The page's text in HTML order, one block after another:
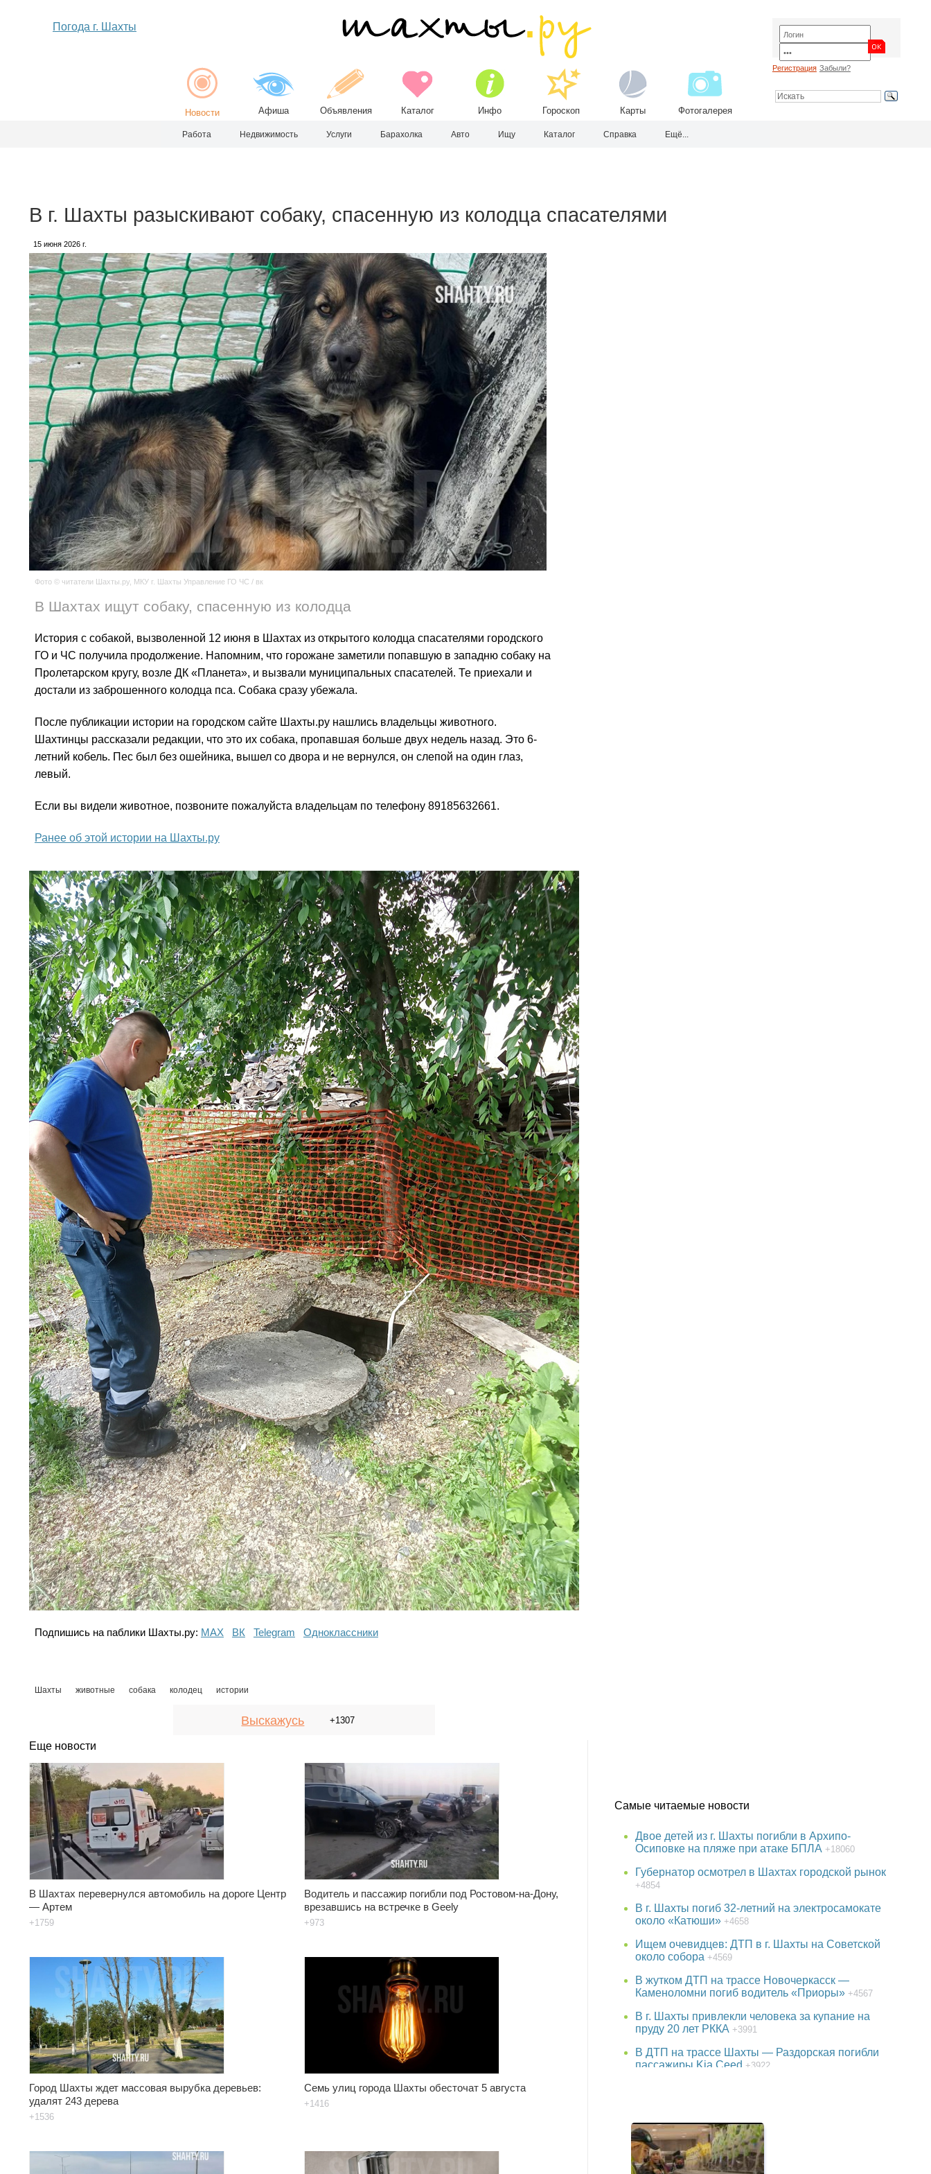
Погода г. Шахты
Новости Афиша Объявления Каталог Инфо Гороскоп Карты Фотогалерея
Регистрация Забыли?
Работа Недвижимость Услуги Барахолка Авто Ищу Каталог Справка Ещё...
В г. Шахты разыскивают собаку, спасенную из колодца спасателями
15 июня 2026 г.
Фото © читатели Шахты.ру, МКУ г. Шахты Управление ГО ЧС / вк
В Шахтах ищут собаку, спасенную из колодца
История с собакой, вызволенной 12 июня в Шахтах из открытого колодца спасателями городского
ГО и ЧС получила продолжение. Напомним, что горожане заметили попавшую в западню собаку на
Пролетарском кругу, возле ДК «Планета», и вызвали муниципальных спасателей. Те приехали и
достали из заброшенного колодца пса. Собака сразу убежала.
После публикации истории на городском сайте Шахты.ру нашлись владельцы животного.
Шахтинцы рассказали редакции, что это их собака, пропавшая больше двух недель назад. Это 6-
летний кобель. Пес был без ошейника, вышел со двора и не вернулся, он слепой на один глаз,
левый.
Если вы видели животное, позвоните пожалуйста владельцам по телефону 89185632661.
Ранее об этой истории на Шахты.ру
Подпишись на паблики Шахты.ру: МАХ ВК Telegram Одноклассники
Шахты животные собака колодец истории
Выскажусь +1307
Еще новости
В Шахтах перевернулся автомобиль на дороге Центр
— Артем
+1759
Водитель и пассажир погибли под Ростовом-на-Дону,
врезавшись на встречке в Geely
+973
Город Шахты ждет массовая вырубка деревьев:
удалят 243 дерева
+1536
Семь улиц города Шахты обесточат 5 августа
+1416
Самые читаемые новости
Двое детей из г. Шахты погибли в Архипо-
Осиповке на пляже при атаке БПЛА +18060
Губернатор осмотрел в Шахтах городской рынок
+4854
В г. Шахты погиб 32-летний на электросамокате
около «Катюши» +4658
Ищем очевидцев: ДТП в г. Шахты на Советской
около собора +4569
В жутком ДТП на трассе Новочеркасск —
Каменоломни погиб водитель «Приоры» +4567
В г. Шахты привлекли человека за купание на
пруду 20 лет РККА +3991
В ДТП на трассе Шахты — Раздорская погибли
пассажиры Kia Ceed +3922
В парке г. Шахты появится огромный фонтан
+3765
Детская шалость обернулась гибелью школьника